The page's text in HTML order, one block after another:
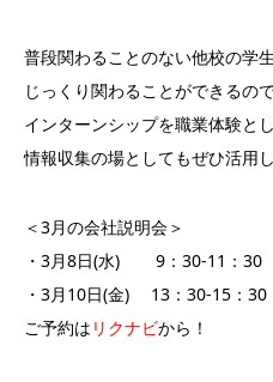
普段関わることのない他校の学
じっくり関わることができるの
インターンシップを職業体験と
情報収集の場としてもぜひ活用
＜3月の会社説明会＞
・3月8日(水) 9：30-11：30
・3月10日(金) 13：30-15：30
ご予約は リクナビから！